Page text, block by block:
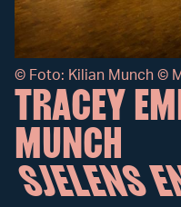
TRACEY
MUNCH
SJELENS
© Foto: Kilian Munch ©